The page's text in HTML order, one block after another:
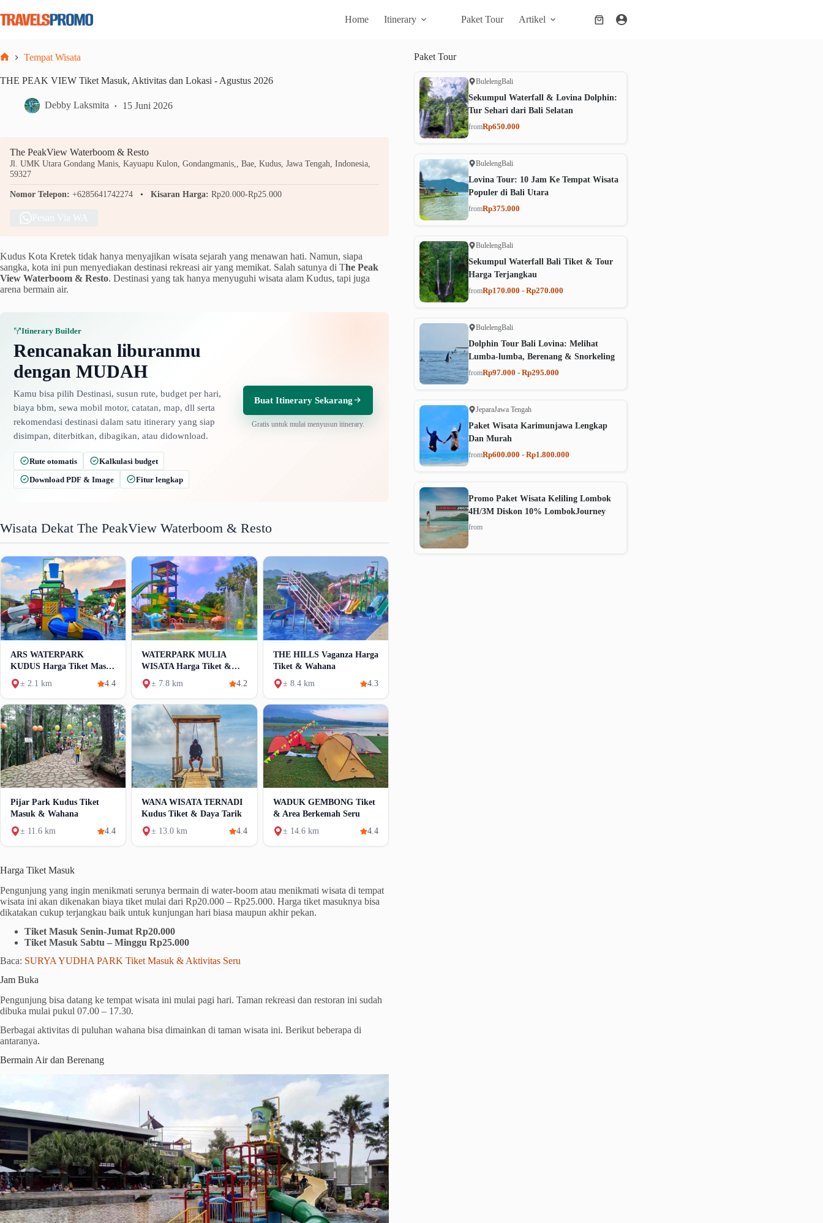
to
content
Home Itinerary Paket Tour Artikel
Shopping
Tempat Wisata
THE PEAK VIEW Tiket Masuk, Aktivitas dan Lokasi - Agustus 2026
Debby Laksmita 15 Juni 2026
The PeakView Waterboom & Resto
Jl. UMK Utara Gondang Manis, Kayuapu Kulon, Gondangmanis,, Bae, Kudus, Jawa Tengah, Indonesia,
59327
Nomor Telepon: +6285641742274 Kisaran Harga: Rp20.000-Rp25.000
Kudus Kota Kretek tidak hanya menyajikan wisata sejarah yang menawan hati. Namun, siapa
sangka, kota ini pun menyediakan destinasi rekreasi air yang memikat. Salah satunya di The Peak
View Waterboom & Resto. Destinasi yang tak hanya menyuguhi wisata alam Kudus, tapi juga
arena bermain air.
Itinerary Builder
Rencanakan liburanmu
dengan MUDAH
Kamu bisa pilih Destinasi, susun rute, budget per hari,
biaya bbm, sewa mobil motor, catatan, map, dll serta
rekomendasi destinasi dalam satu itinerary yang siap
disimpan, diterbitkan, dibagikan, atau didownload.
Rute otomatis
Kalkulasi budget
Download PDF & Image
Fitur lengkap
Buat Itinerary Sekarang
Gratis untuk mulai menyusun itinerary.
Wisata Dekat The PeakView Waterboom & Resto
ARS WATERPARK
KUDUS Harga Tiket Masuk
Dan Wahana Lengkap
± 2.1 km 4.4
WATERPARK MULIA
WISATA Harga Tiket &
Wahana
± 7.8 km 4.2
THE HILLS Vaganza Harga
Tiket & Wahana
± 8.4 km
4.3
Pijar Park Kudus Tiket
Masuk & Wahana
± 11.6 km
4.4
WANA WISATA TERNADI
Kudus Tiket & Daya Tarik
± 13.0 km
4.4
WADUK GEMBONG Tiket
& Area Berkemah Seru
± 14.6 km
4.4
Harga Tiket Masuk
Pengunjung yang ingin menikmati serunya bermain di water-boom atau menikmati wisata di tempat
wisata ini akan dikenakan biaya tiket mulai dari Rp20.000 – Rp25.000. Harga tiket masuknya bisa
dikatakan cukup terjangkau baik untuk kunjungan hari biasa maupun akhir pekan.
Tiket Masuk Senin-Jumat Rp20.000
Tiket Masuk Sabtu – Minggu Rp25.000
Baca: SURYA YUDHA PARK Tiket Masuk & Aktivitas Seru
Jam Buka
Pengunjung bisa datang ke tempat wisata ini mulai pagi hari. Taman rekreasi dan restoran ini sudah
dibuka mulai pukul 07.00 – 17.30.
Berbagai aktivitas di puluhan wahana bisa dimainkan di taman wisata ini. Berikut beberapa di
antaranya.
Bermain Air dan Berenang
Paket Tour
BulelengBali
Sekumpul Waterfall & Lovina Dolphin:
Tur Sehari dari Bali Selatan
fromRp650.000
BulelengBali
Lovina Tour: 10 Jam Ke Tempat Wisata
Populer di Bali Utara
fromRp375.000
BulelengBali
Sekumpul Waterfall Bali Tiket & Tour
Harga Terjangkau
fromRp170.000 - Rp270.000
BulelengBali
Dolphin Tour Bali Lovina: Melihat
Lumba-lumba, Berenang & Snorkeling
fromRp97.000 - Rp295.000
JeparaJawa Tengah
Paket Wisata Karimunjawa Lengkap
Dan Murah
fromRp600.000 - Rp1.800.000
Promo Paket Wisata Keliling Lombok
4H/3M Diskon 10% LombokJourney
from